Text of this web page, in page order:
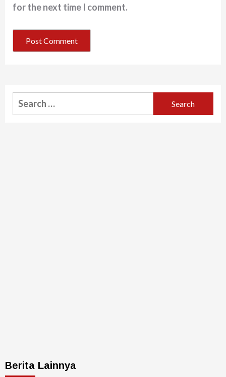
for the next time I comment.
Berita Lainnya